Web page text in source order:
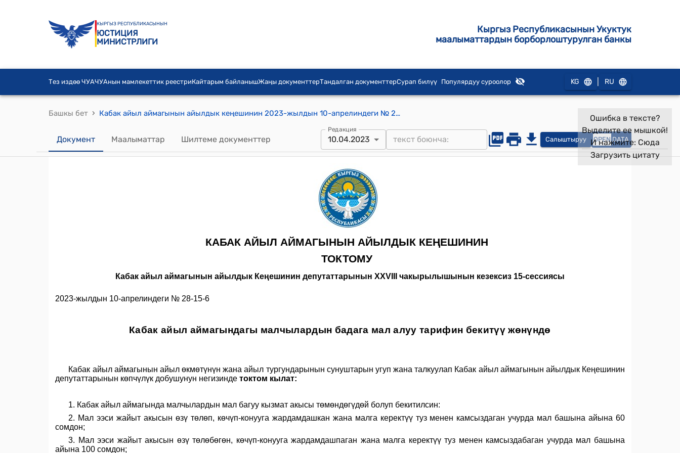
КЫРГЫЗ РЕСПУБЛИКАСЫНЫН
ЮСТИЦИЯ
МИНИСТРЛИГИ
Кыргыз Республикасынын Укуктук
маалыматтардын борборлоштурулган банкы
Тез издөө ЧУАЧУАнын мамлекеттик реестриКайтарым байланышЖаңы документтерТандалган документтерСурап билүү Популярдуу суроолор KG RU
Башкы бет › Кабак айыл аймагынын айылдык кеңешинин 2023-жылдын 10-апрелиндеги № 28-15-6 "Кабак айыл аймагындагы малчылардын бадага мал алуу тарифин бекитүү жөнүндө" токтому
Документ Маалыматтар Шилтеме документтер
Редакция
10.04.2023 Салыштыруу OPEN DATA
Ошибка в тексте?
Выделите ее мышкой!
И нажмите: Сюда
Загрузить цитату